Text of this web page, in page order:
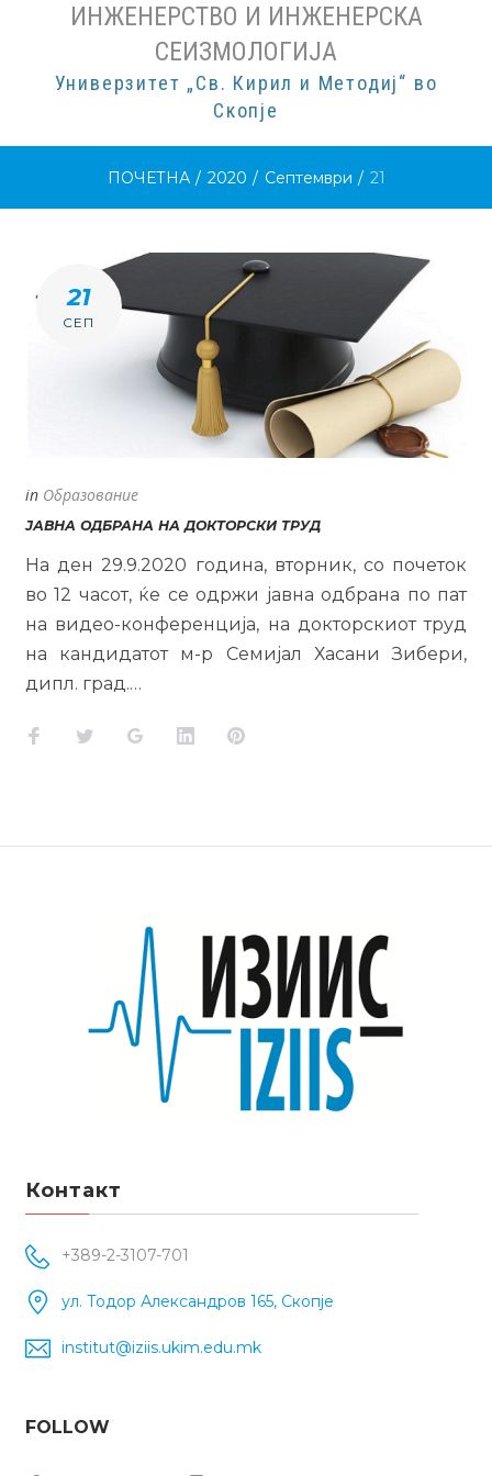
ИНЖЕНЕРСТВО И ИНЖЕНЕРСКА
СЕИЗМОЛОГИЈА
Универзитет „Св. Кирил и Методиј“ во
Скопје
ПОЧЕТНА / 2020 / Септември / 21
ДЕН:
Д.М.Г
21
СЕП
in Образование
ЈАВНА ОДБРАНА НА ДОКТОРСКИ ТРУД
На ден 29.9.2020 година, вторник, со почеток
во 12 часот, ќе се одржи јавна одбрана по пат
на видео-конференција, на докторскиот труд
на кандидатот м-р Семијал Хасани Зибери,
дипл. град.…
Facebook
TwitterGoogle+LinkedInPinterest
Контакт
+389-2-3107-701
ул. Тодор Александров 165, Скопје
institut@iziis.ukim.edu.mk
FOLLOW